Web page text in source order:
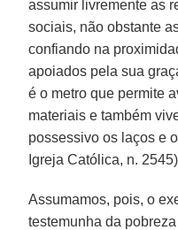
assumir livremente as
sociais, não obstante
confiando na
apoiados pela sua
é o metro que permite
materiais e também
possessivo os laços e
Igreja Católica, n.
Assumamos, pois, o
testemunha da